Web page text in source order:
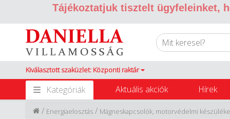
Tájékoztatjuk tisztelt ügyfeleinket,
Kiválasztott szaküzlet: Központi raktár
Kategóriák Aktuális akciók Hírek
Mágneskapcsolók, motorvédelmi
/
Energiaelosztás
/